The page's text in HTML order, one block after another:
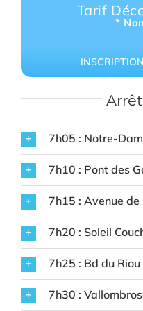
Tarif
*
7h05 : Notre-
7h10 : Pont des
7h15 : Avenue
7h20 : Soleil
7h25 : Bd du Riou
7h30 :